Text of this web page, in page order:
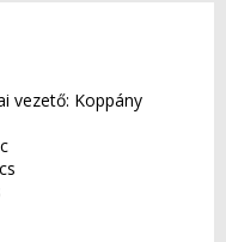
vezető: Koppány